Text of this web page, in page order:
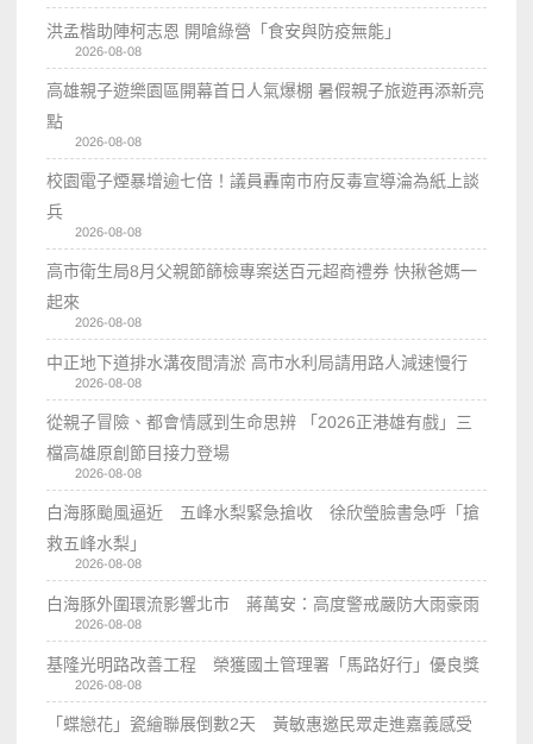
洪孟楷助陣柯志恩 開嗆綠營「食安與防疫無能」
2026-08-08
高雄親子遊樂園區開幕首日人氣爆棚 暑假親子旅遊再添新亮
點
2026-08-08
校園電子煙暴增逾七倍！議員轟南市府反毒宣導淪為紙上談
兵
2026-08-08
高市衛生局8月父親節篩檢專案送百元超商禮券 快揪爸媽一
起來
2026-08-08
中正地下道排水溝夜間清淤 高市水利局請用路人減速慢行
2026-08-08
從親子冒險、都會情感到生命思辨 「2026正港雄有戲」三
檔高雄原創節目接力登場
2026-08-08
白海豚颱風逼近 五峰水梨緊急搶收 徐欣瑩臉書急呼「搶
救五峰水梨」
2026-08-08
白海豚外圍環流影響北市 蔣萬安：高度警戒嚴防大雨豪雨
2026-08-08
基隆光明路改善工程 榮獲國土管理署「馬路好行」優良獎
2026-08-08
「蝶戀花」瓷繪聯展倒數2天 黃敏惠邀民眾走進嘉義感受